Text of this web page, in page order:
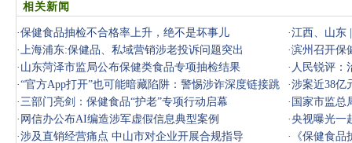
相关新闻
·保健食品抽检不合格率上升，绝不是坏事儿 ·江西、山东
·上海浦东:保健品、私域营销涉老投诉问题突出 ·滨州召开保
· 山东菏泽市监局公布保健类食品专项抽检结果 · 人民锐评：
·“官方App打开”也可能暗藏陷阱：警惕涉诈深度链接跳
转
·涉案近38亿
字化转型”
·三部门亮剑：保健食品“护老”专项行动启幕 · 国家市监总
· 网信办公布AI编造涉军虚假信息典型案例 ·央视曝光一
案近38亿
·涉及直销经营痛点 中山市对企业开展合规指导 ·
《保健食